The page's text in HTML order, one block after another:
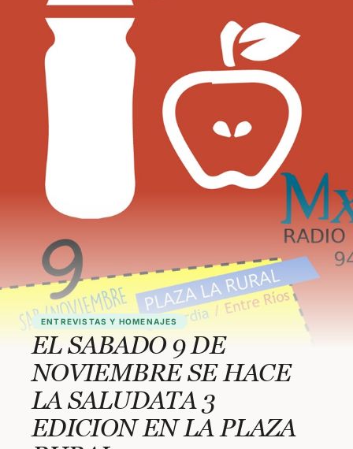
ENTREVISTAS Y HOMENAJES
EL SABADO 9 DE
NOVIEMBRE SE HACE
LA SALUDATA 3
EDICION EN LA PLAZA